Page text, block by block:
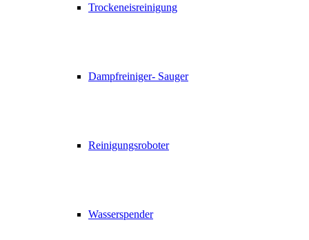
Trockeneisreinigung
Dampfreiniger- Sauger
Reinigungsroboter
Wasserspender